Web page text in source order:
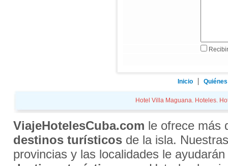
Inicio
Hotel Villa Maguana. Hoteles.
ViajeHotelesCuba.com le ofrece más
destinos turísticosde la isla.
provincias y las localidades le